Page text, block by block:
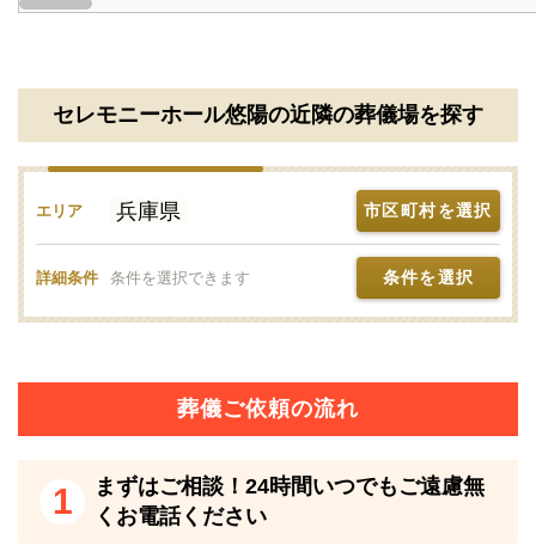
います。
セレモニーホール悠陽の直葬・火葬式のおすすめポイ
ントは、以下の通りです。
費用を最小限に抑えられる
直葬は通夜と告別式を執り行わずに火葬のみを執り行
多くの場合、参列者はご家族やご親族のみで執り行わ
れます。
火葬式は通夜や香典返しに関する費用を削減でき、費
用を最小限に抑えられます。
セレモニーホール悠陽の直葬・火葬式は、以下に該当
する方におすすめです。
セレモニーホール悠陽の近隣の葬儀場を探す
エリア 兵庫県 市区町村を選択
詳細条件 条件を選択できます 条件を選択
葬儀ご依頼の流れ
1
まずはご相談！24時間いつでもご遠慮無
くお電話ください